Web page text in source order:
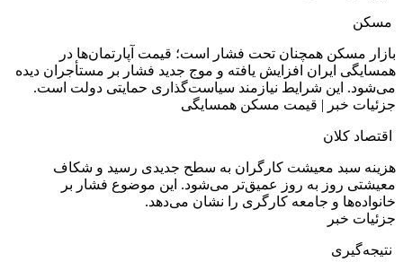
مسکن
بازار مسکن همچنان تحت فشار است؛ قیمت آپارتمان‌ها در
همسایگی ایران افزایش یافته و موج جدید فشار بر مستأجران دیده
می‌شود. این شرایط نیازمند سیاست‌گذاری حمایتی دولت است.
جزئیات خبر | قیمت مسکن همسایگی
اقتصاد کلان
هزینه سبد معیشت کارگران به سطح جدیدی رسید و شکاف
معیشتی روز به روز عمیق‌تر می‌شود. این موضوع فشار بر
خانواده‌ها و جامعه کارگری را نشان می‌دهد.
جزئیات خبر
نتیجه‌گیری